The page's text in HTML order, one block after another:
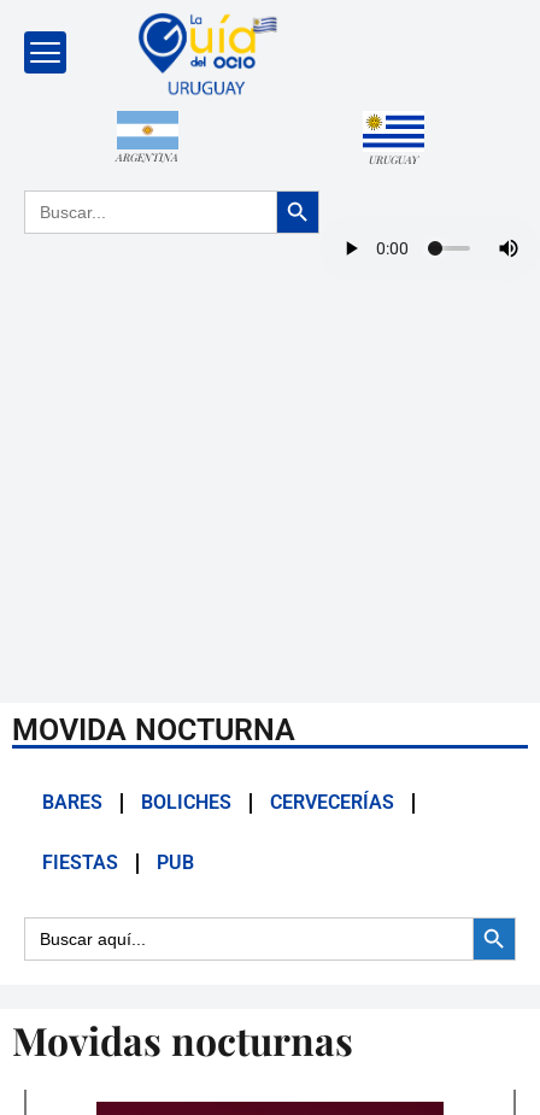
ARGENTINA URUGUAY
Buscar: Botón de búsqueda
MOVIDA NOCTURNA
BARES BOLICHES CERVECERÍAS
FIESTAS PUB
Buscar: Botón
Movidas nocturnas